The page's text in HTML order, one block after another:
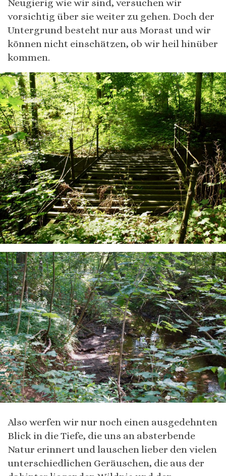
Neugierig wie wir sind, versuchen wir
vorsichtig über sie weiter zu gehen. Doch der
Untergrund besteht nur aus Morast und wir
können nicht einschätzen, ob wir heil hinüber
kommen.
Also werfen wir nur noch einen ausgedehnten
Blick in die Tiefe, die uns an absterbende
Natur erinnert und lauschen lieber den vielen
unterschiedlichen Geräuschen, die aus der